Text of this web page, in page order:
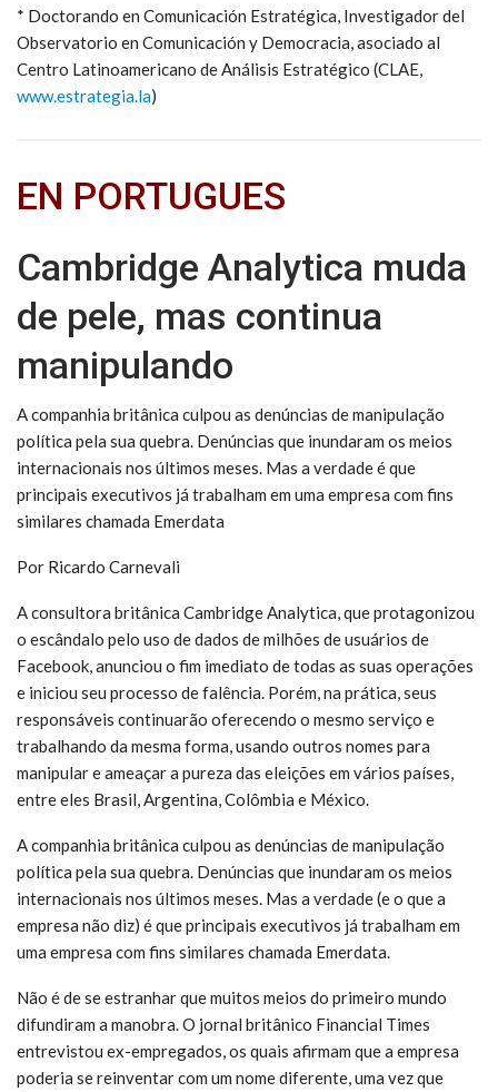
* Doctorando en Comunicación Estratégica, Investigador del
Observatorio en Comunicación y Democracia, asociado al
Centro Latinoamericano de Análisis Estratégico (CLAE,
www.estrategia.la)
EN PORTUGUES
Cambridge Analytica muda
de pele, mas continua
manipulando
A companhia britânica culpou as denúncias de manipulação
política pela sua quebra. Denúncias que inundaram os meios
internacionais nos últimos meses. Mas a verdade é que
principais executivos já trabalham em uma empresa com fins
similares chamada Emerdata
Por Ricardo Carnevali
A consultora britânica Cambridge Analytica, que protagonizou
o escândalo pelo uso de dados de milhões de usuários de
Facebook, anunciou o fim imediato de todas as suas operações
e iniciou seu processo de falência. Porém, na prática, seus
responsáveis continuarão oferecendo o mesmo serviço e
trabalhando da mesma forma, usando outros nomes para
manipular e ameaçar a pureza das eleições em vários países,
entre eles Brasil, Argentina, Colômbia e México.
A companhia britânica culpou as denúncias de manipulação
política pela sua quebra. Denúncias que inundaram os meios
internacionais nos últimos meses. Mas a verdade (e o que a
empresa não diz) é que principais executivos já trabalham em
uma empresa com fins similares chamada Emerdata.
Não é de se estranhar que muitos meios do primeiro mundo
difundiram a manobra. O jornal britânico Financial Times
entrevistou ex-empregados, os quais afirmam que a empresa
poderia se reinventar com um nome diferente, uma vez que